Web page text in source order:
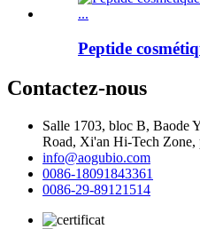
Peptide
Contactez-nous
Salle 1703, bloc B, Baode
Road, Xi'an Hi-Tech Zone,
info@aogubio.com
0086-18091843361
0086-29-89121514